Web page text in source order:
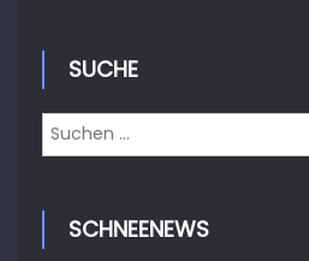
SUCHE
Suchen
nach:
SCHNEENEWS